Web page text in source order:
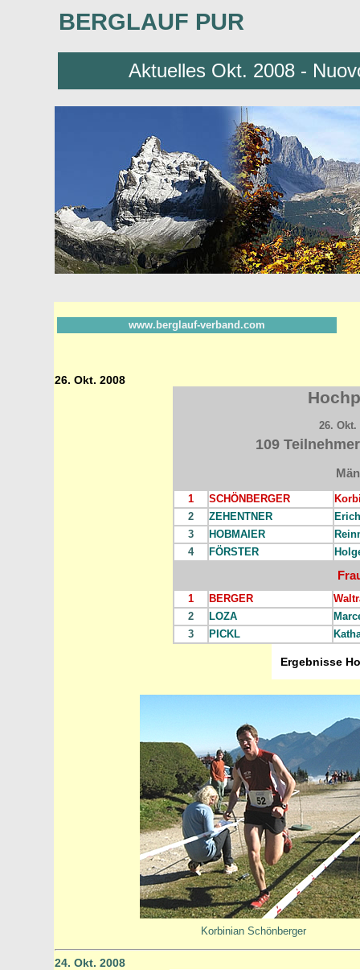
BERGLAUF PUR
Aktuelles Okt. 2008 -
www.berglauf-verband.com
26. Okt. 2008
26.
109
1 SCHÖNBERGER
2
ZEHENTNER
Erich
3
HOBMAIER
4
FÖRSTER
1 BERGER
2
LOZA
3
PICKL
Ergebnisse
Korbinian Schönberger
24. Okt. 2008